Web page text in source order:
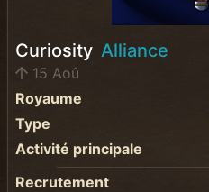
Curiosity Alliance
15 Aoû
Royaume
Type
Activité principale
Recrutement